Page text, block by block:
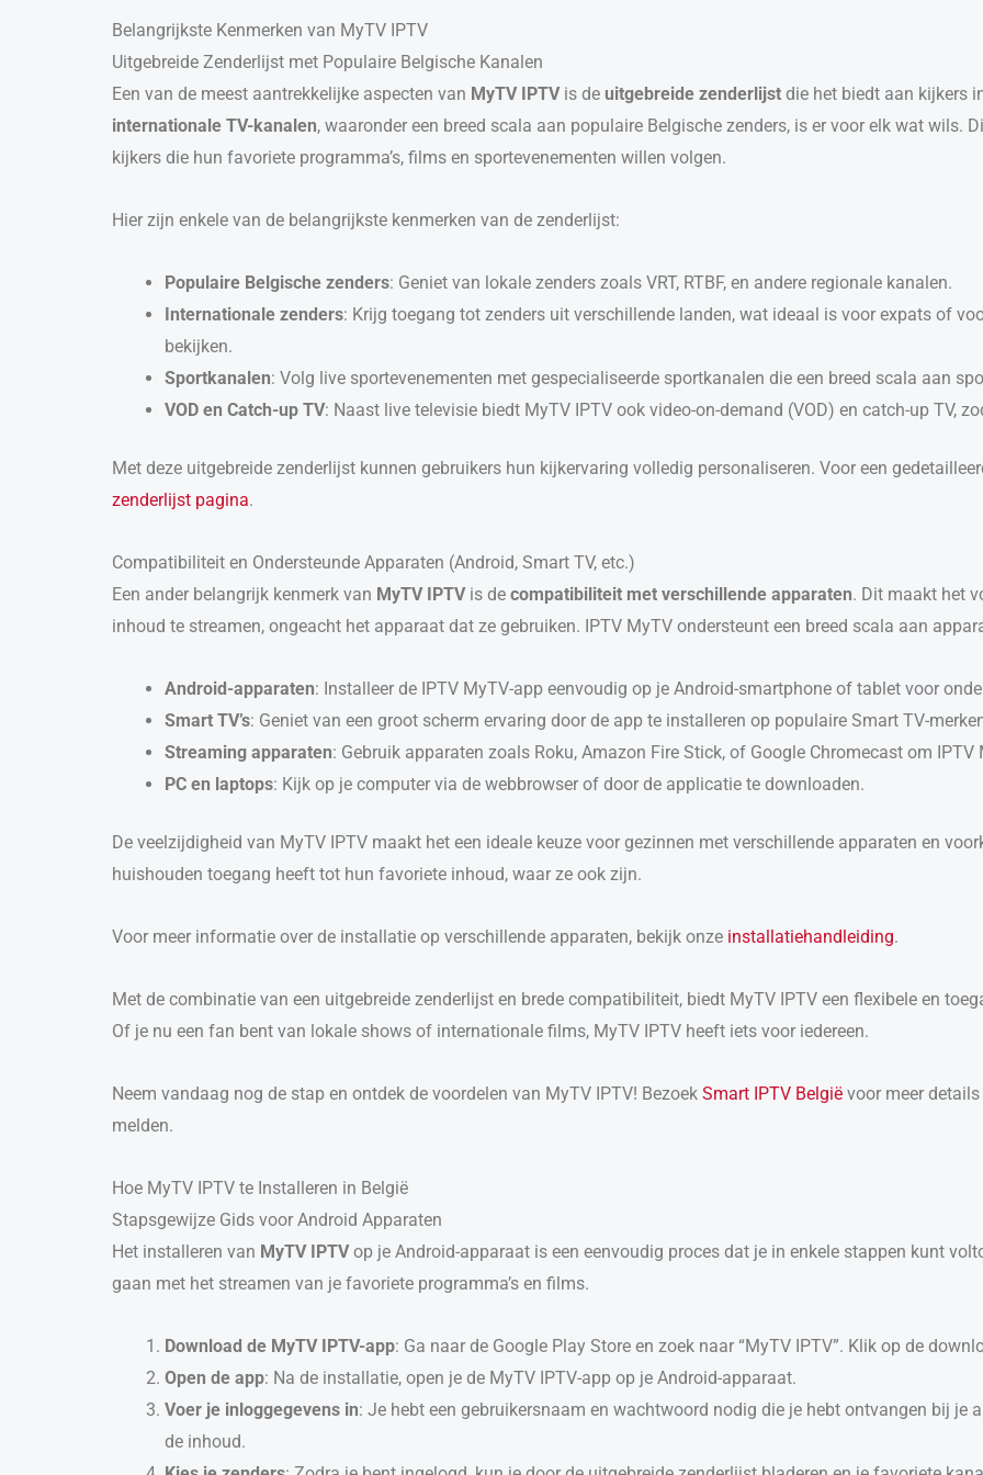
Belangrijkste Kenmerken van MyTV IPTV
Uitgebreide Zenderlijst met Populaire Belgische Kanalen
Een van de meest aantrekkelijke aspecten van MyTV IPTVis de uitgebreide zenderlijst die het biedt aan kijkers
internationale TV-kanalen, waaronder een breed scala aan populaire Belgische zenders, is er voor elk wat wils.
kijkers die hun favoriete programma’s, films en sportevenementen willen volgen.
Hier zijn enkele van de belangrijkste kenmerken van de zenderlijst:
Populaire Belgische zenders: Geniet van lokale zenders zoals VRT, RTBF, en andere regionale kanalen.
Internationale zenders: Krijg toegang tot zenders uit verschillende landen, wat ideaal is voor expats of
bekijken.
Sportkanalen: Volg live sportevenementen met gespecialiseerde sportkanalen die een breed scala aan
VOD en Catch-up TV: Naast live televisie biedt MyTV IPTV ook video-on-demand (VOD) en catch-up TV,
Met deze uitgebreide zenderlijst kunnen gebruikers hun kijkervaring volledig personaliseren. Voor een
zenderlijst pagina.
Compatibiliteit en Ondersteunde Apparaten (Android, Smart TV, etc.)
Een ander belangrijk kenmerk van MyTV IPTVis de compatibiliteit met verschillende apparaten. Dit maakt het
inhoud te streamen, ongeacht het apparaat dat ze gebruiken. IPTV MyTV ondersteunt een breed scala aan
Android-apparaten: Installeer de IPTV MyTV-app eenvoudig op je Android-smartphone of tablet voor
Smart TV’s: Geniet van een groot scherm ervaring door de app te installeren op populaire Smart TV-
Streaming apparaten: Gebruik apparaten zoals Roku, Amazon Fire Stick, of Google Chromecast om
PC en laptops: Kijk op je computer via de webbrowser of door de applicatie te downloaden.
De veelzijdigheid van MyTV IPTV maakt het een ideale keuze voor gezinnen met verschillende apparaten en
huishouden toegang heeft tot hun favoriete inhoud, waar ze ook zijn.
Voor meer informatie over de installatie op verschillende apparaten, bekijk onze installatiehandleiding.
Met de combinatie van een uitgebreide zenderlijst en brede compatibiliteit, biedt MyTV IPTV een flexibele en
Of je nu een fan bent van lokale shows of internationale films, MyTV IPTV heeft iets voor iedereen.
Neem vandaag nog de stap en ontdek de voordelen van MyTV IPTV! Bezoek Smart IPTV België voor meer
melden.
Hoe MyTV IPTV te Installeren in België
Stapsgewijze Gids voor Android Apparaten
Het installeren van MyTV IPTVop je Android-apparaat is een eenvoudig proces dat je in enkele stappen kunt
gaan met het streamen van je favoriete programma’s en films.
Download de MyTV IPTV-app: Ga naar de Google Play Store en zoek naar “MyTV IPTV”. Klik op de
Open de app: Na de installatie, open je de MyTV IPTV-app op je Android-apparaat.
Voer je inloggegevens in: Je hebt een gebruikersnaam en wachtwoord nodig die je hebt ontvangen bij je
de inhoud.